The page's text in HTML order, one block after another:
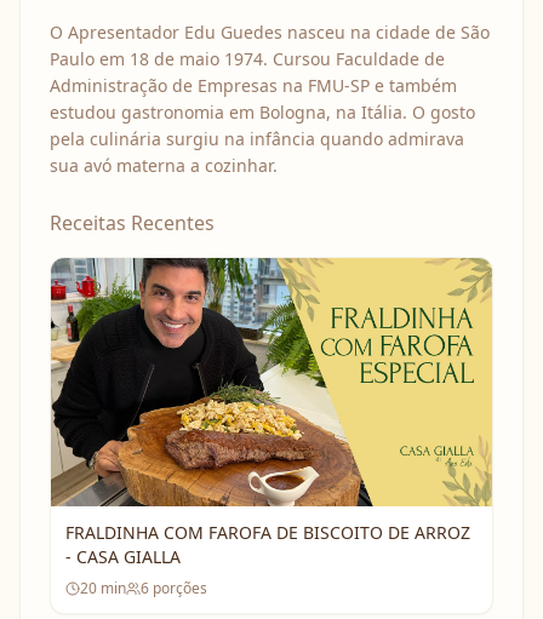
O Apresentador Edu Guedes nasceu na cidade de São
Paulo em 18 de maio 1974. Cursou Faculdade de
Administração de Empresas na FMU-SP e também
estudou gastronomia em Bologna, na Itália. O gosto
pela culinária surgiu na infância quando admirava
sua avó materna a cozinhar.
Receitas Recentes
FRALDINHA COM FAROFA DE BISCOITO DE ARROZ
- CASA GIALLA
20 min 6 porções